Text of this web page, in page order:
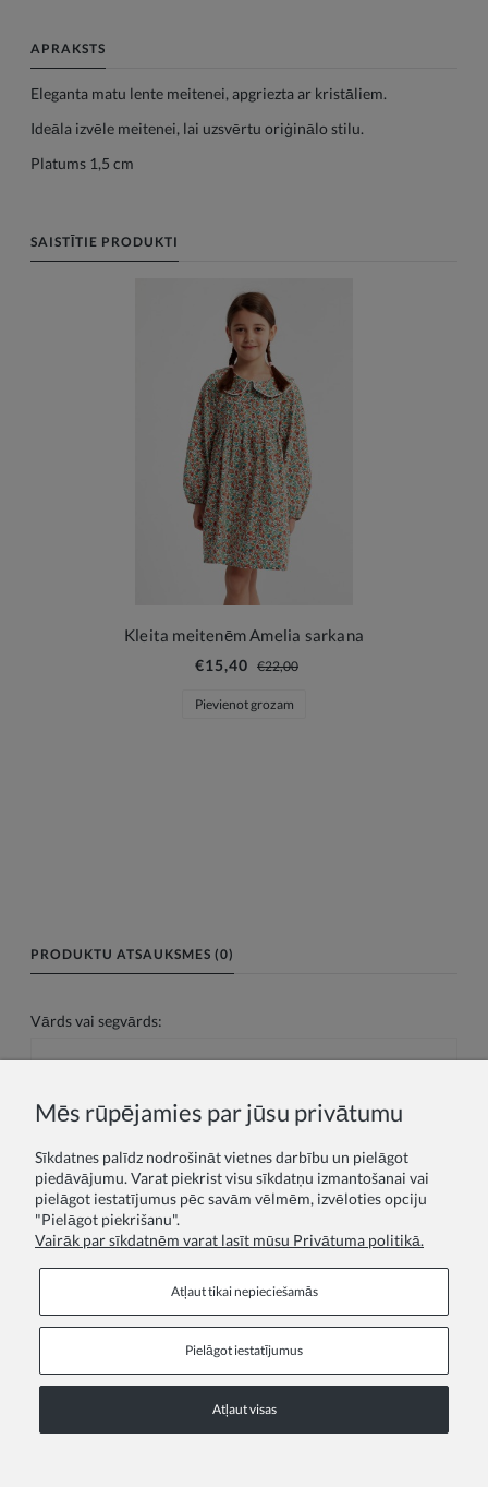
APRAKSTS
Eleganta matu lente meitenei, apgriezta ar kristāliem.
Ideāla izvēle meitenei, lai uzsvērtu oriģinālo stilu.
Platums 1,5 cm
SAISTĪTIE PRODUKTI
Kleita meitenēm Amelia sarkana
€15,40 €22,00
Pievienot grozam
PRODUKTU ATSAUKSMES (0)
Vārds vai segvārds:
Jūsu atsauksme:
Sūtīt
Mēs rūpējamies par jūsu privātumu
Sīkdatnes palīdz nodrošināt vietnes darbību un pielāgot
piedāvājumu. Varat piekrist visu sīkdatņu izmantošanai vai
pielāgot iestatījumus pēc savām vēlmēm, izvēloties opciju
"Pielāgot piekrišanu".
Vairāk par sīkdatnēm varat lasīt mūsu Privātuma politikā.
Atļaut tikai nepieciešamās
Pielāgot iestatījumus
Atļaut visas